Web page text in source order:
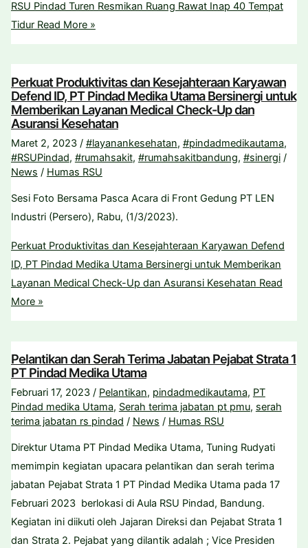
RSU Pindad Turen Resmikan Ruang Rawat Inap 40 Tempat
TidurRead More »
Perkuat Produktivitas dan Kesejahteraan Karyawan
Defend ID, PT Pindad Medika Utama Bersinergi untuk
Memberikan Layanan Medical Check-Up dan
Asuransi Kesehatan
Maret 2, 2023 / #layanankesehatan, #pindadmedikautama,
#RSUPindad, #rumahsakit, #rumahsakitbandung, #sinergi/
News / Humas RSU
Sesi Foto Bersama Pasca Acara di Front Gedung PT LEN
Industri (Persero), Rabu, (1/3/2023).
Perkuat Produktivitas dan Kesejahteraan Karyawan Defend
ID, PT Pindad Medika Utama Bersinergi untuk Memberikan
Layanan Medical Check-Up dan Asuransi Kesehatan Read
More »
Pelantikan dan Serah Terima Jabatan Pejabat Strata 1
PT Pindad Medika Utama
Februari 17, 2023 / Pelantikan, pindadmedikautama, PT
Pindad medika Utama, Serah terima jabatan pt pmu, serah
terima jabatan rs pindad / News / Humas RSU
Direktur Utama PT Pindad Medika Utama, Tuning Rudyati
memimpin kegiatan upacara pelantikan dan serah terima
jabatan Pejabat Strata 1 PT Pindad Medika Utama pada 17
Februari 2023 berlokasi di Aula RSU Pindad, Bandung.
Kegiatan ini diikuti oleh Jajaran Direksi dan Pejabat Strata 1
dan Strata 2. Pejabat yang dilantik adalah ; Vice Presiden